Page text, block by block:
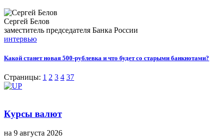
Сергей Белов
заместитель председателя Банка России
интервью
Какой станет новая 500-рублевка и что будет со старыми банкнотами?
Страницы: 1 2 3 4 37
Курсы валют
на 9 августа 2026